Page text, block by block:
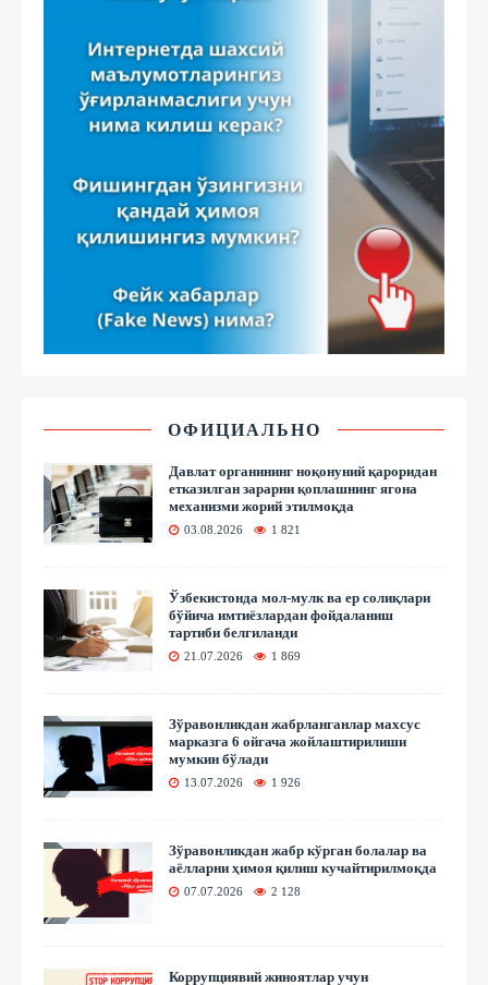
ОФИЦИАЛЬНО
Давлат органининг ноқонуний қароридан
етказилган зарарни қоплашнинг ягона
механизми жорий этилмоқда
03.08.2026 1 821
Ўзбекистонда мол-мулк ва ер солиқлари
бўйича имтиёзлардан фойдаланиш
тартиби белгиланди
21.07.2026 1 869
Зўравонликдан жабрланганлар махсус
марказга 6 ойгача жойлаштирилиши
мумкин бўлади
13.07.2026 1 926
Зўравонликдан жабр кўрган болалар ва
аёлларни ҳимоя қилиш кучайтирилмоқда
07.07.2026 2 128
Коррупциявий жиноятлар учун